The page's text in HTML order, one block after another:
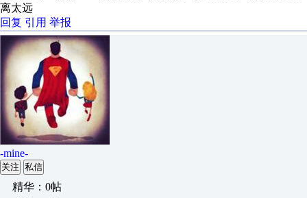
离太远
回复 引用 举报
-mine-
关注 私信
精华：0帖